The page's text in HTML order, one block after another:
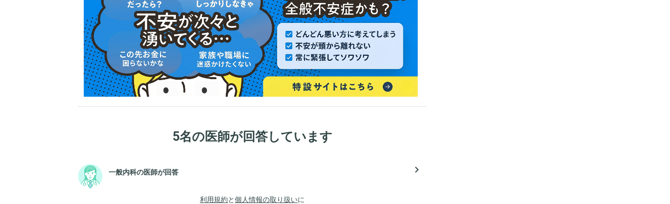
5名の医師が回答しています
一般内科の医師が回答 navigate_next
利用規約と個人情報の取り扱いに